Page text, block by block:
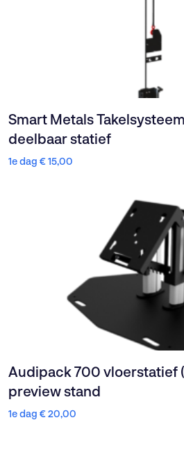
Smart Metals
deelbaar statief
1e dag €15,00
Audipack 700 vloerstatief
preview stand
1e dag €20,00